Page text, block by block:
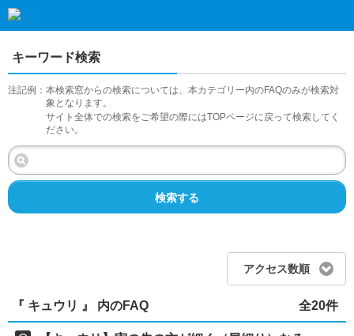
キーワード検索
注記例： 本検索窓からの検索については、本カテゴリー内のFAQのみが検索対
象となります。
サイト全体での検索をご希望の際にはTOPページに戻って検索してく
ださい。
検索する
アクセス数順
『 キュウリ 』 内のFAQ 全20件